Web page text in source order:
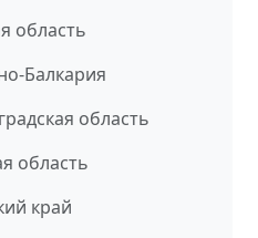
область
Балкария
область
область
край